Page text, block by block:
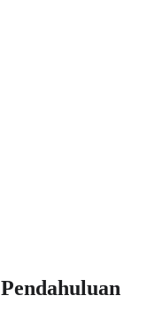
Pendahuluan